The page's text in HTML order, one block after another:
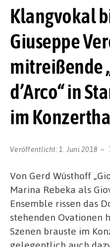
Klangvokal
Giuseppe
mitreißende
d’Arco“ in
im
Veröffentlicht: 1. Juni 2018
Von Gerd Wüsthoff
Marina Rebeka als
Ensemble rissen das
stehenden Ovationen
Szenen brauste im